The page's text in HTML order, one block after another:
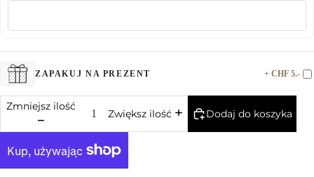
ZAPAKUJ NA PREZENT + CHF 5.-
Zmniejsz ilość
Zwiększ ilość Dodaj do koszyka